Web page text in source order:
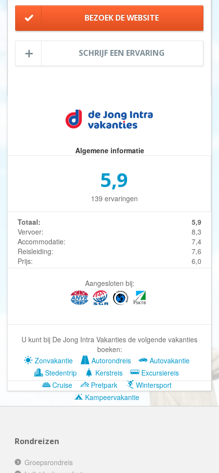
BEZOEK DE WEBSITE
SCHRIJF EEN ERVARING
Algemene informatie
5,9
139 ervaringen
Totaal:
5,9
Vervoer:
8,3
Accommodatie:
7,4
Reisleiding:
7,6
Prijs:
6,0
Aangesloten bij:
U kunt bij De Jong Intra Vakanties de volgende vakanties
boeken:
Zonvakantie
Autorondreis
Autovakantie
Stedentrip
Kerstreis
Excursiereis
Cruise
Pretpark
Wintersport
Kampeervakantie
Rondreizen
Groepsrondreis